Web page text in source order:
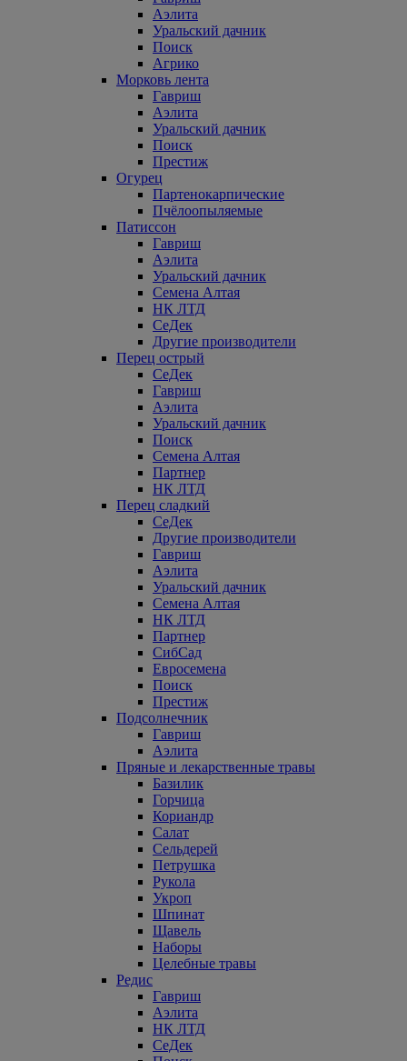
Аэлита
Уральский дачник
Поиск
Агрико
Морковь лента
Гавриш
Аэлита
Уральский дачник
Поиск
Престиж
Огурец
Партенокарпические
Пчёлоопыляемые
Патиссон
Гавриш
Аэлита
Уральский дачник
Семена Алтая
НК ЛТД
СеДек
Другие производители
Перец острый
СеДек
Гавриш
Аэлита
Уральский дачник
Поиск
Семена Алтая
Партнер
НК ЛТД
Перец сладкий
СеДек
Другие производители
Гавриш
Аэлита
Уральский дачник
Семена Алтая
НК ЛТД
Партнер
СибСад
Евросемена
Поиск
Престиж
Подсолнечник
Гавриш
Аэлита
Пряные и лекарственные травы
Базилик
Горчица
Кориандр
Салат
Сельдерей
Петрушка
Рукола
Укроп
Шпинат
Щавель
Наборы
Целебные травы
Редис
Гавриш
Аэлита
НК ЛТД
СеДек